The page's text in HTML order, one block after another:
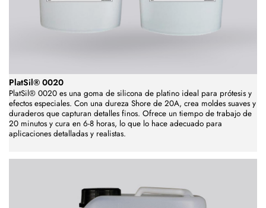
PlatSil® 0020
PlatSil® 0020 es una goma de silicona de platino ideal para prótesis y
efectos especiales. Con una dureza Shore de 20A, crea moldes suaves y
duraderos que capturan detalles finos. Ofrece un tiempo de trabajo de
20 minutos y cura en 6-8 horas, lo que lo hace adecuado para
aplicaciones detalladas y realistas.